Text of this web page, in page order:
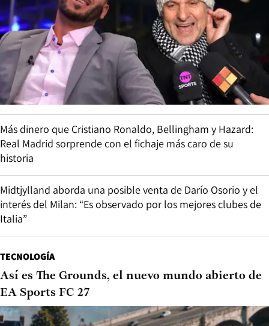
Más dinero que Cristiano Ronaldo, Bellingham y Hazard:
Real Madrid sorprende con el fichaje más caro de su
historia
Midtjylland aborda una posible venta de Darío Osorio y el
interés del Milan: “Es observado por los mejores clubes de
Italia”
TECNOLOGÍA
Así es The Grounds, el nuevo mundo abierto de
EA Sports FC 27